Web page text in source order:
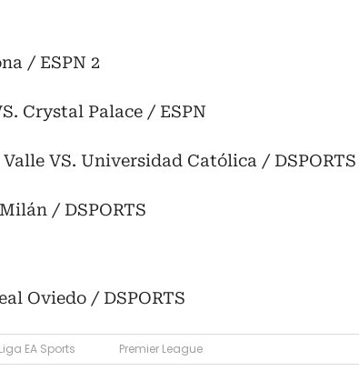
/ ESPN 2
Crystal Palace / ESPN
VS. Universidad Católica / DSPORTS
/ DSPORTS
Oviedo / DSPORTS
EA Sports Premier League